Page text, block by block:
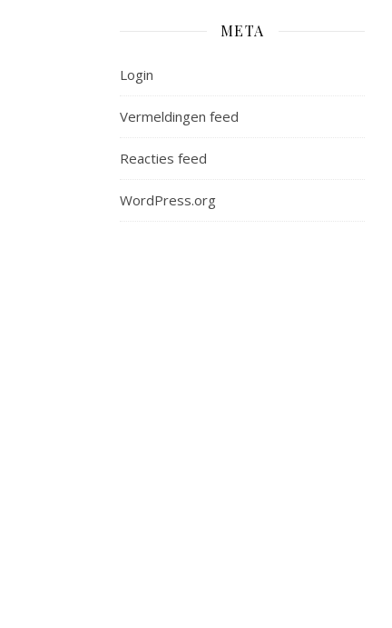
META
Login
Vermeldingen feed
Reacties feed
WordPress.org